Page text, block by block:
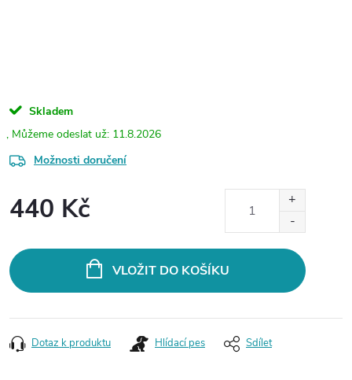
Skladem
11.8.2026
Možnosti doručení
440 Kč
VLOŽIT DO KOŠÍKU
Dotaz k produktu Hlídací pes Sdílet